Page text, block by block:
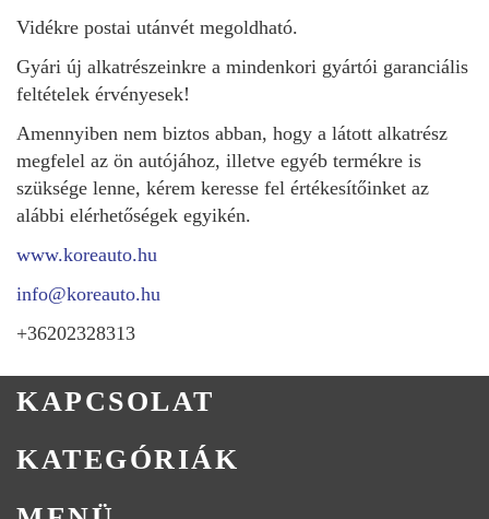
Vidékre postai utánvét megoldható.
Gyári új alkatrészeinkre a mindenkori gyártói garanciális
feltételek érvényesek!
Amennyiben nem biztos abban, hogy a látott alkatrész
megfelel az ön autójához, illetve egyéb termékre is
szüksége lenne, kérem keresse fel értékesítőinket az
alábbi elérhetőségek egyikén.
www.koreauto.hu
info@koreauto.hu
+36202328313
KAPCSOLAT
KATEGÓRIÁK